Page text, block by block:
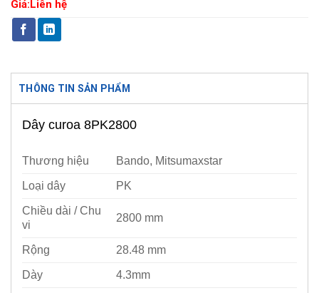
Giá: Liên hệ
THÔNG TIN SẢN PHẨM
Dây curoa 8PK2800
Thương hiệu Bando, Mitsumaxstar
Loại dây PK
Chiều dài / Chu
vi
2800 mm
Rộng 28.48 mm
Dày 4.3mm